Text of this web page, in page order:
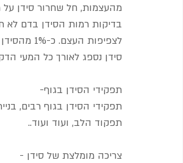
מהעצמות, חל שחרור סידן
בדיקות רמות הסידן בדם
לצפיפות העצם. כ-1% מהסידן נמצא בזרם הדם וברקמות שונות כמו שרירים ועצבים.
סידן נספג לאורך כל המעי
תפקידי הסידן בגוף-
תפקידי הסידן בגוף רבים,
תפקוד הלב, ועוד ועוד..
צריכה מומלצת של סידן -